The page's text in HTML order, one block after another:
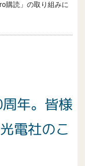
購読」の取り組みに
年。皆様
電社のこ